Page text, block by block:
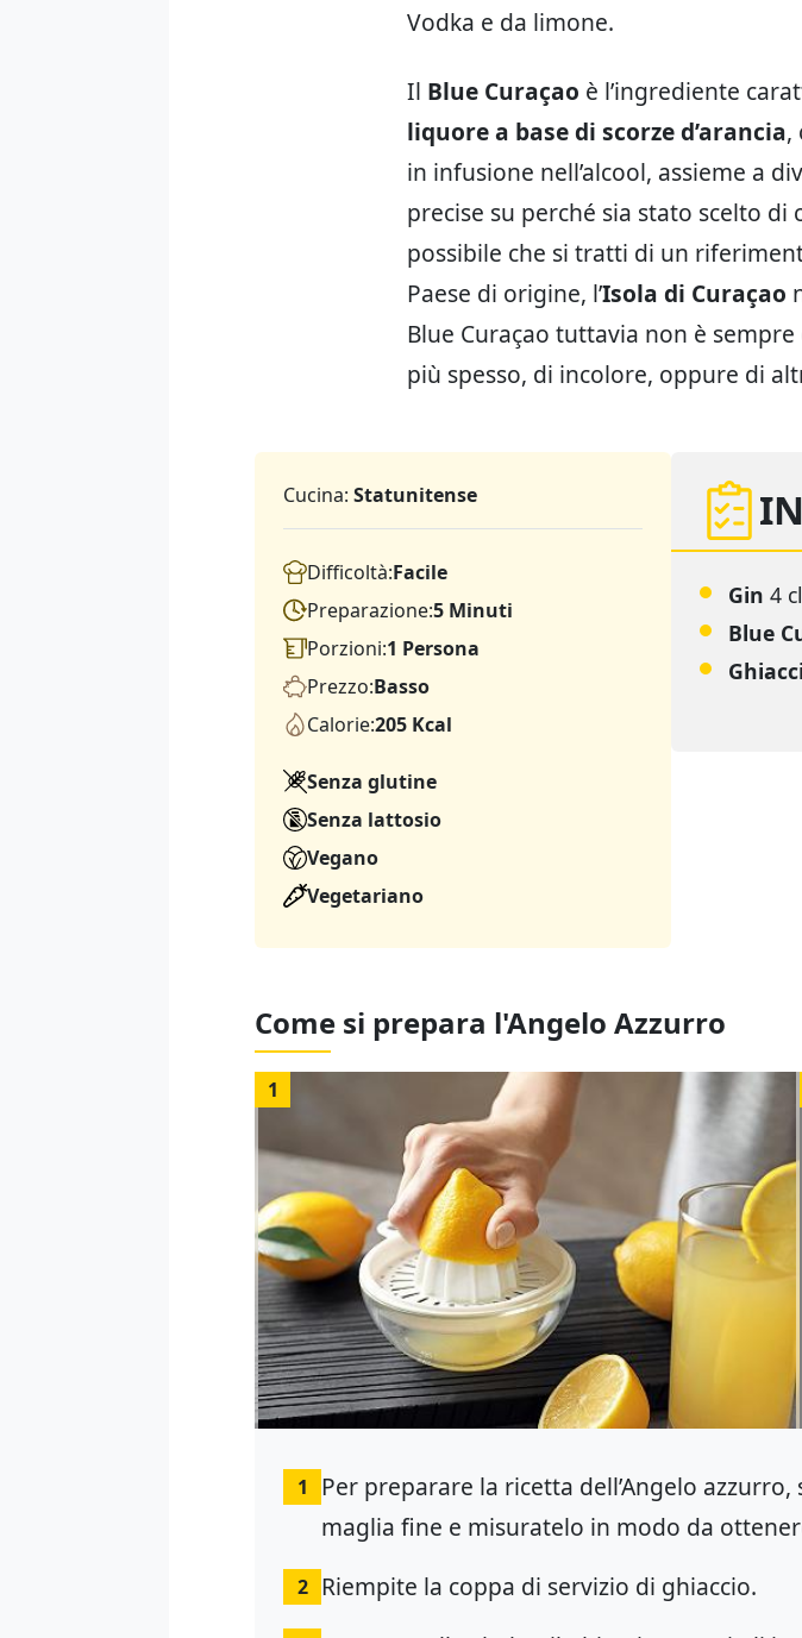
Vodka e da limone.
Il Blue Curaçao è l’ingrediente
liquore a base di scorze d’arancia,
in infusione nell’alcool, assieme a
precise su perché sia stato scelto
possibile che si tratti di un
Paese di origine, l’Isola di Curaçao
Blue Curaçao tuttavia non è
più spesso, di incolore, oppure di
Cucina: Statunitense
Difficoltà:Facile
Preparazione:5 Minuti
Porzioni:1 Persona
Prezzo:Basso
Calorie:205 Kcal
Senza glutine
Senza lattosio
Vegano
Vegetariano
Gin 4 cl
Blue
Come si prepara l'Angelo Azzurro
1
1
Per preparare la ricetta dell’Angelo
maglia fine e misuratelo in modo da
2 Riempite la coppa di servizio di ghiaccio.